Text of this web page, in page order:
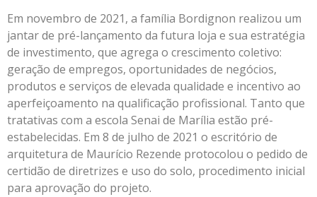
Em novembro de 2021, a família Bordignon realizou um
jantar de pré-lançamento da futura loja e sua estratégia
de investimento, que agrega o crescimento coletivo:
geração de empregos, oportunidades de negócios,
produtos e serviços de elevada qualidade e incentivo ao
aperfeiçoamento na qualificação profissional. Tanto que
tratativas com a escola Senai de Marília estão pré-
estabelecidas. Em 8 de julho de 2021 o escritório de
arquitetura de Maurício Rezende protocolou o pedido de
certidão de diretrizes e uso do solo, procedimento inicial
para aprovação do projeto.